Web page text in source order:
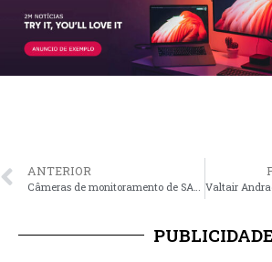
ANTERIOR
Câmeras de monitoramento de SAP auxiliam na recuperação de Hilux furtada em Santa Cruz do Sul
PUBLICIDADE